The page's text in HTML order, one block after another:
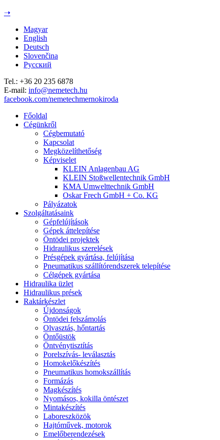
Jump to navigation
➝
Magyar
English
Deutsch
Slovenčina
Русский
Tel.: +36 20 235 6878
E-mail: info@nemetech.hu
facebook.com/nemetechmernokiroda
Főoldal
Cégünkről
Cégbemutató
Kapcsolat
Megközelíthetőség
Képviselet
KLEIN Anlagenbau AG
KLEIN Stoßwellentechnik GmbH
KMA Umwelttechnik GmbH
Oskar Frech GmbH + Co. KG
Pályázatok
Szolgáltatásaink
Gépfelújítások
Gépek áttelepítése
Öntödei projektek
Hidraulikus szerelések
Présgépek gyártása, felújítása
Pneumatikus szállítórendszerek telepítése
Célgépek gyártása
Hidraulika üzlet
Hidraulikus prések
Raktárkészlet
Újdonságok
Öntödei felszámolás
Olvasztás, hőntartás
Öntőüstök
Öntvénytisztítás
Porelszívás- leválasztás
Homokelőkészítés
Pneumatikus homokszállítás
Formázás
Magkészítés
Nyomásos, kokilla öntészet
Mintakészítés
Laboreszközök
Hajtóművek, motorok
Emelőberendezések